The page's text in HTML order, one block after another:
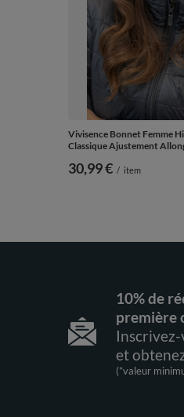
Vivisence Bonnet Femme
Classique Ajustement
30,99 € / item
10% de
première
et
(*valeur